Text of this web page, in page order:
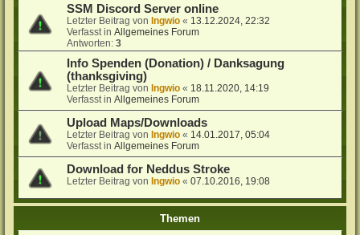
SSM Discord Server online
Letzter Beitrag von Ingwio « 13.12.2024, 22:32
Verfasst inAllgemeines Forum
Antworten:3
Info Spenden (Donation) / Danksagung
(thanksgiving)
Letzter Beitrag von Ingwio « 18.11.2020, 14:19
Verfasst inAllgemeines Forum
Upload Maps/Downloads
Letzter Beitrag von Ingwio « 14.01.2017, 05:04
Verfasst inAllgemeines Forum
Download for Neddus Stroke
Letzter Beitrag von Ingwio «07.10.2016, 19:08
Themen